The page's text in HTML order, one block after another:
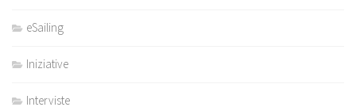
eSailing
Iniziative
Interviste